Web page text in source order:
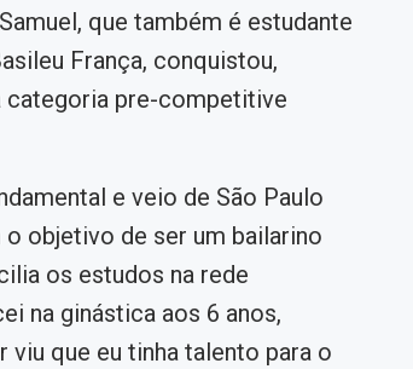
que também é estudante
França, conquistou,
categoria pre-competitive
e veio de São Paulo
objetivo de ser um bailarino
os estudos na rede
na ginástica aos 6 anos,
que eu tinha talento para o